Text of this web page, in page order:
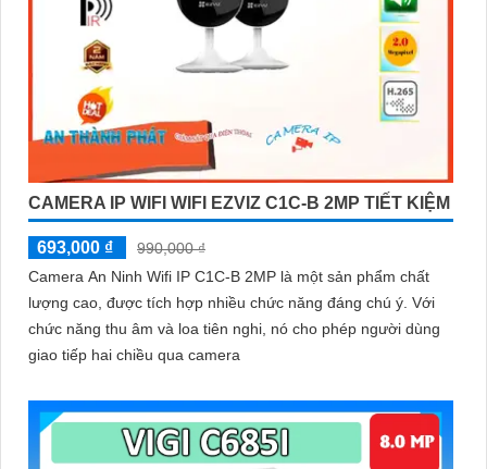
CAMERA IP WIFI WIFI EZVIZ C1C-B 2MP TIẾT KIỆM
693,000 ₫
990,000 ₫
Camera An Ninh Wifi IP C1C-B 2MP là một sản phẩm chất
lượng cao, được tích hợp nhiều chức năng đáng chú ý. Với
chức năng thu âm và loa tiên nghi, nó cho phép người dùng
giao tiếp hai chiều qua camera